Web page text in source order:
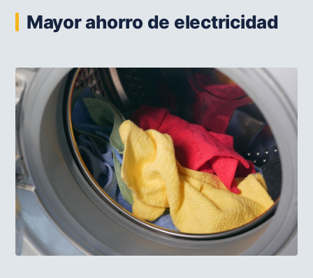
Mayor ahorro de electricidad